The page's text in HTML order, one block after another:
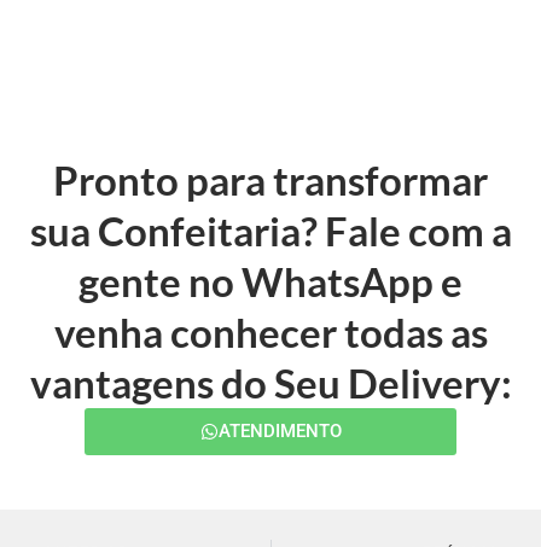
Pronto para transformar
sua Confeitaria? Fale com a
gente no WhatsApp e
venha conhecer todas as
vantagens do Seu Delivery:
ATENDIMENTO